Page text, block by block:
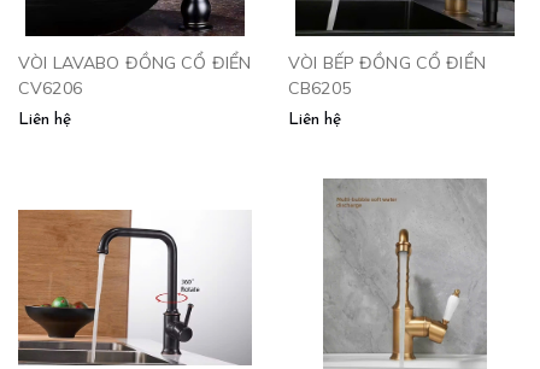
VÒI LAVABO ĐỒNG CỔ ĐIỂN
CV6206
Liên hệ
VÒI BẾP ĐỒNG CỔ ĐIỂN
CB6205
Liên hệ